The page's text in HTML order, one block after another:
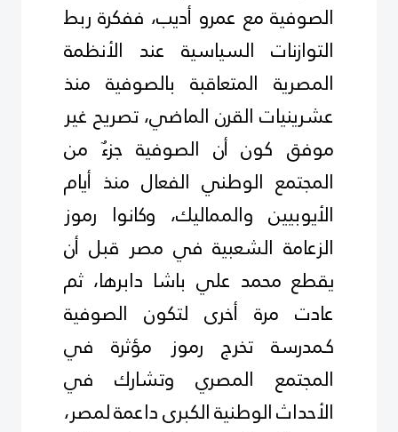
الصوفية مع عمرو أديب، ففكرة ربط
التوازنات السياسية عند الأنظمة
المصرية المتعاقبة بالصوفية منذ
عشرينيات القرن الماضي، تصريح غير
موفق كون أن الصوفية جزءٌ من
المجتمع الوطني الفعال منذ أيام
الأيوبيين والمماليك، وكانوا رموز
الزعامة الشعبية في مصر قبل أن
يقطع محمد علي باشا دابرها، ثم
عادت مرة أخرى لتكون الصوفية
كـمدرسة تخرج رموز مؤثرة في
المجتمع المصري وتشارك في
الأحداث الوطنية الكبرى داعمة لمصر،